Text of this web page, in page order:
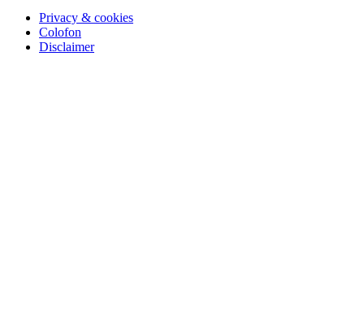
Privacy & cookies
Colofon
Disclaimer